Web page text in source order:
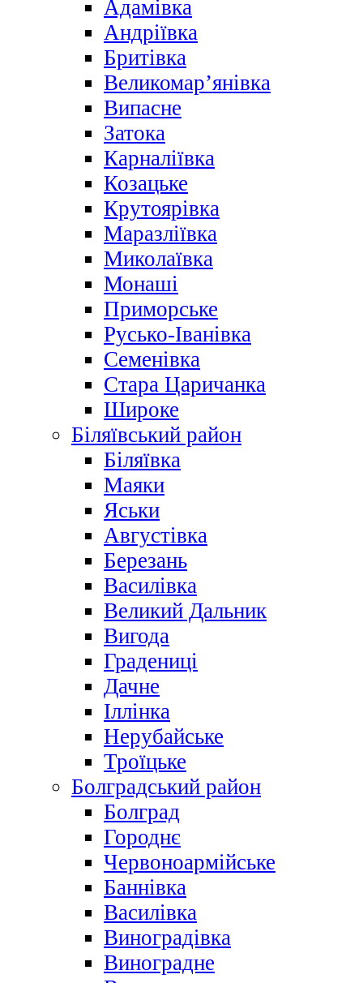
Адамівка
Андріївка
Бритівка
Великомар’янівка
Випасне
Затока
Карналіївка
Козацьке
Крутоярівка
Маразліївка
Миколаївка
Монаші
Приморське
Русько-Іванівка
Семенівка
Стара Царичанка
Широке
Біляївський район
Біляївка
Маяки
Яськи
Августівка
Березань
Василівка
Великий Дальник
Вигода
Градениці
Дачне
Іллінка
Нерубайське
Троїцьке
Болградський район
Болград
Городнє
Червоноармійське
Баннівка
Василівка
Виноградівка
Виноградне